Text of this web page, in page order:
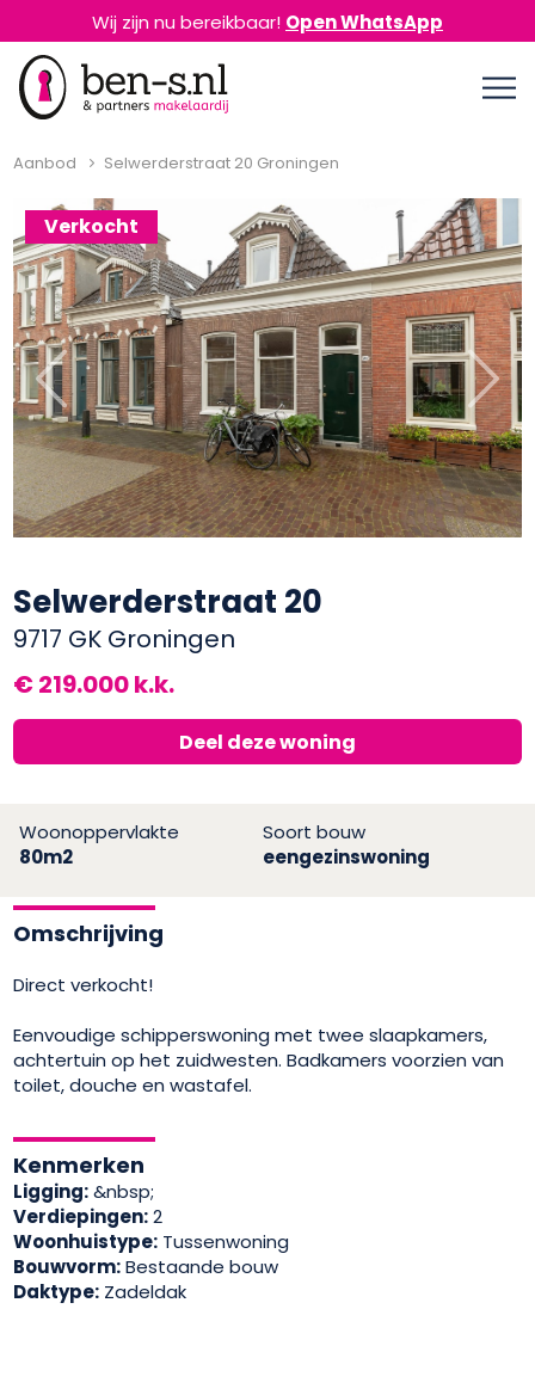
Wij zijn nu bereikbaar! Open WhatsApp
Aanbod Selwerderstraat 20 Groningen
Verkocht
Previous Next
Selwerderstraat 20
9717 GK Groningen
€ 219.000 k.k.
Deel deze woning
Woonoppervlakte
80m2
Soort bouw
eengezinswoning
Omschrijving
Direct verkocht!
Eenvoudige schipperswoning met twee slaapkamers,
achtertuin op het zuidwesten. Badkamers voorzien van
toilet, douche en wastafel.
Kenmerken
Ligging:&nbsp;
Verdiepingen:2
Woonhuistype: Tussenwoning
Bouwvorm:Bestaande bouw
Daktype: Zadeldak